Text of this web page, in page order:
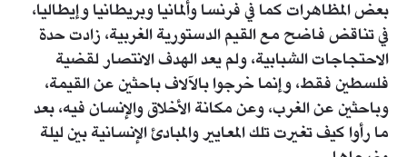
بعض المظاهرات كما في فرنسا وألمانيا وبريطانيا وإيطاليا،
في تناقض فاضح مع القيم الدستورية الغربية، زادت حدة
الاحتجاجات الشبابية، ولم يعد الهدف الانتصار لقضية
فلسطين فقط، وإنما خرجوا بالآلاف باحثين عن القيمة،
وباحثين عن الغرب، وعن مكانة الأخلاق والإنسان فيه، بعد
ما رأوا كيف تغيرت تلك المعايير والمبادئ الإنسانية بين ليلة